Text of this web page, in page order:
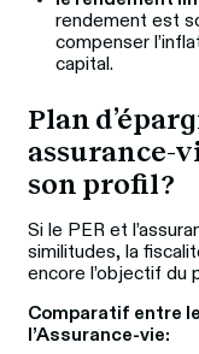
rendement est
compenser
capital.
Plan
assurance-
son profil ?
Si le PER et
similitudes, la
encore l’objectif du
Comparatif entre
l’Assurance-vie: